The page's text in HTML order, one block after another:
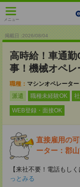
メニュー
掲載日 :2026/08/04
高時給！車通
事！機械オペレ
職種： マシンオペレーター
派遣
職種未経験OK
WEB登録・面接OK
直接雇用の
ーター：郡
【来社不要！電話もし
っとみる